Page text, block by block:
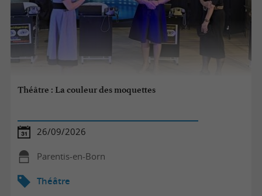
Théâtre : La couleur des moquettes
26/09/2026
Parentis-en-Born
Théâtre